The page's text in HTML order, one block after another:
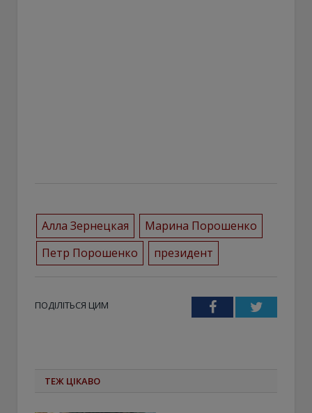
Алла Зернецкая
Марина Порошенко
Петр Порошенко
президент
ПОДІЛІТЬСЯ ЦИМ FacebookTwitter
ТЕЖ ЦІКАВО